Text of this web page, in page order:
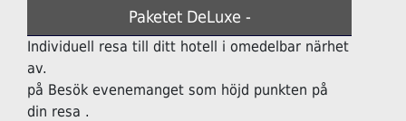
Paketet DeLuxe -
Individuell resa till ditt hotell i omedelbar närhet
av.
på Besök evenemanget som höjd punkten på
din resa .